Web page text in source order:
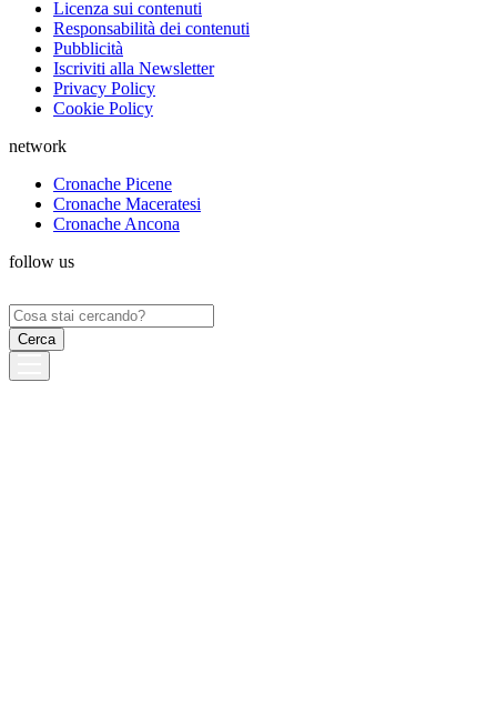
Licenza sui contenuti
Responsabilità dei contenuti
Pubblicità
Iscriviti alla Newsletter
Privacy Policy
Cookie Policy
network
Cronache Picene
Cronache Maceratesi
Cronache Ancona
follow us
Ricerca
per: